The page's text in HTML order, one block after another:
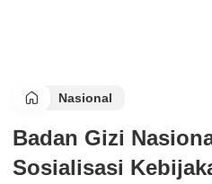
Nasional
Badan Gizi
Sosialisasi